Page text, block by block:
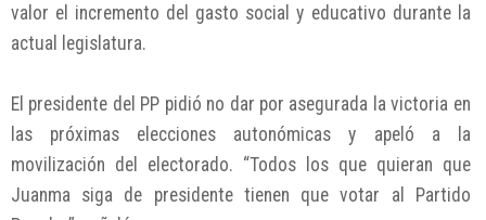
valor el incremento del gasto social y educativo durante la
actual legislatura.
El presidente del PP pidió no dar por asegurada la victoria en
las próximas elecciones autonómicas y apeló a la
movilización del electorado. “Todos los que quieran que
Juanma siga de presidente tienen que votar al Partido